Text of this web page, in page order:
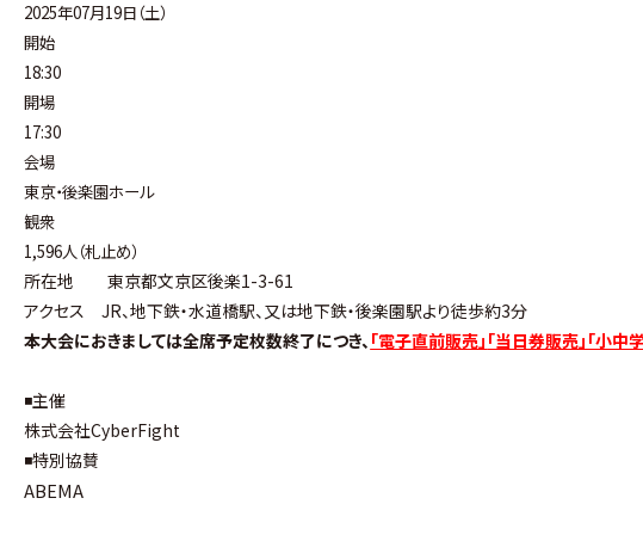
2025年07月19日（土）
開始
18:30
開場
17:30
会場
東京・後楽園ホール
観衆
1,596人（札止め）
所在地東京都文京区後楽1-3-61
アクセスJR、地下鉄・水道橋駅、又は地下鉄・後楽園駅より徒歩約3分
本大会におきましては全席予定枚数終了につき、 「電子直前販売」 「当日券販売」「小
◾️主催
株式会社CyberFight
◾️特別協賛
ABEMA